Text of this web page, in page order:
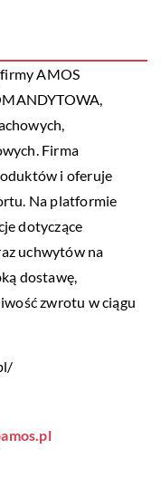
AMOS
Firma
i oferuje
Na platformie
dotyczące
uchwytów na
dostawę,
zwrotu w ciągu